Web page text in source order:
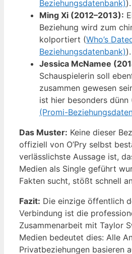
Beziehungsdatenbank)).
Ming Xi (2012–2013):
Beziehung wird zum
kolportiert (Who’s
Beziehungsdatenbank)).
Jessica McNamee
Schauspielerin soll
zusammen gewesen
ist hier besonders dünn
(Promi-
Das Muster: Keine dieser
offiziell von O’Pry selbst
verlässlichste Aussage ist,
Medien als Single geführt
Fakten sucht, stößt schnell
Fazit: Die einzige öffentlich
Verbindung ist die
Zusammenarbeit mit Taylor
Medien bedeutet dies: Alle
Privatbeziehungen basieren